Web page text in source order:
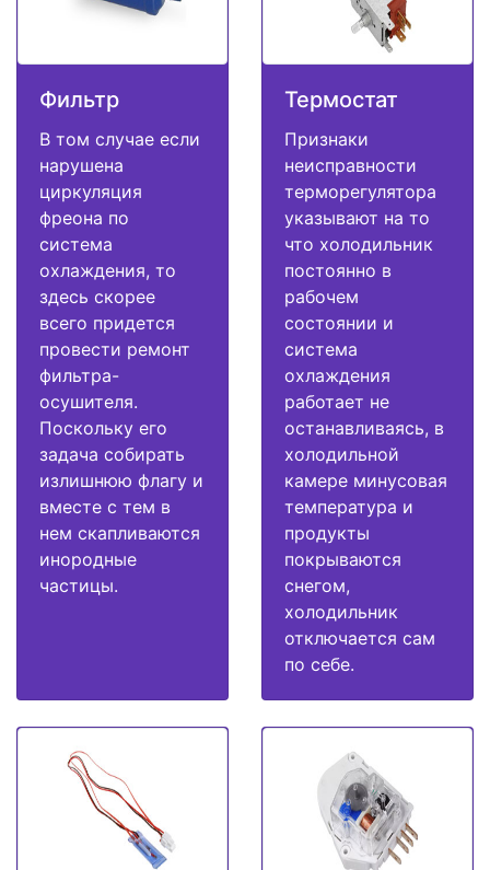
Фильтр
В том случае если
нарушена
циркуляция
фреона по
система
охлаждения, то
здесь скорее
всего придется
провести ремонт
фильтра-
осушителя.
Поскольку его
задача собирать
излишнюю флагу и
вместе с тем в
нем скапливаются
инородные
частицы.
Термостат
Признаки
неисправности
терморегулятора
указывают на то
что холодильник
постоянно в
рабочем
состоянии и
система
охлаждения
работает не
останавливаясь, в
холодильной
камере минусовая
температура и
продукты
покрываются
снегом,
холодильник
отключается сам
по себе.